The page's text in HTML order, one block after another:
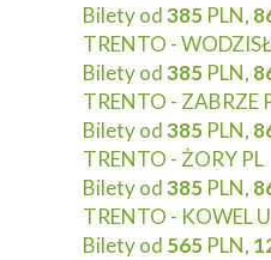
Bilety od385 PLN,
TRENTO -
Bilety od385 PLN,
TRENTO - ZABRZE
Bilety od385 PLN,
TRENTO - ŻORY PL
Bilety od385 PLN,
TRENTO - KOWEL
Bilety od 565 PLN,